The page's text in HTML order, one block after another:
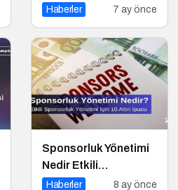
Bilgiyle Para
Düzeni
Haberler 7 ay önce
Sponsorluk Yönetimi
Nedir Etkili
Sponsorluk Yönetimi
Haberler 8 ay önce